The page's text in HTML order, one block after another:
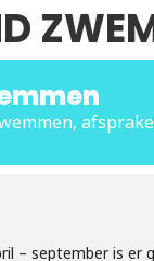
– september is er